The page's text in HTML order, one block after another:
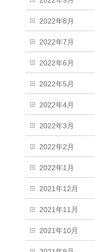
2022年8月
2022年7月
2022年6月
2022年5月
2022年4月
2022年3月
2022年2月
2022年1月
2021年12月
2021年11月
2021年10月